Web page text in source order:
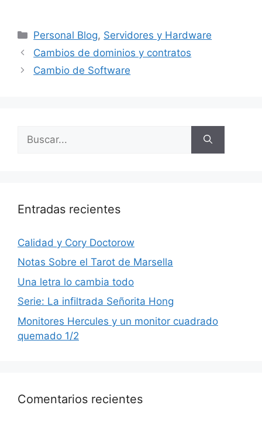
Categorías
Personal Blog, Servidores y Hardware
Cambios de dominios y contratos
Cambio de Software
Entradas recientes
Calidad y Cory Doctorow
Notas Sobre el Tarot de Marsella
Una letra lo cambia todo
Serie: La infiltrada Señorita Hong
Monitores Hercules y un monitor cuadrado
quemado 1/2
Comentarios recientes